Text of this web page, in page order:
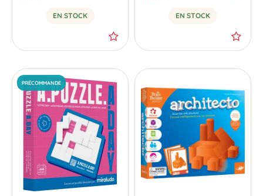
EN STOCK EN STOCK